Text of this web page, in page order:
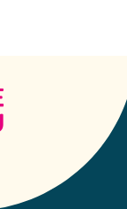
Terres
de